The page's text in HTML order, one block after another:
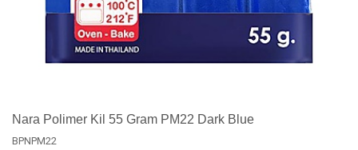
Nara Polimer Kil 55 Gram PM22 Dark Blue
BPNPM22